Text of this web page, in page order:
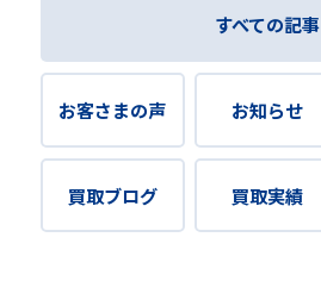
すべての記事
お客さまの声 お知らせ
買取ブログ 買取実績